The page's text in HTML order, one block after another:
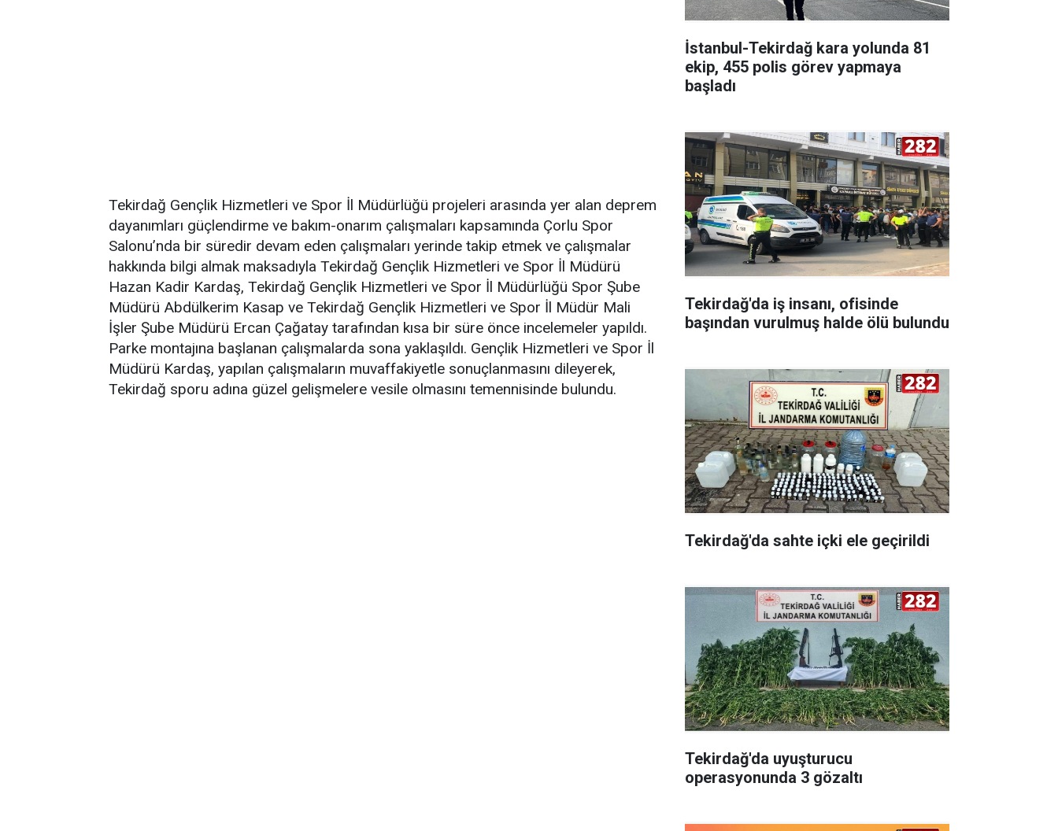
Tekirdağ Gençlik Hizmetleri ve Spor İl Müdürlüğü projeleri arasında yer alan deprem
dayanımları güçlendirme ve bakım-onarım çalışmaları kapsamında Çorlu Spor
Salonu’nda bir süredir devam eden çalışmaları yerinde takip etmek ve çalışmalar
hakkında bilgi almak maksadıyla Tekirdağ Gençlik Hizmetleri ve Spor İl Müdürü
Hazan Kadir Kardaş, Tekirdağ Gençlik Hizmetleri ve Spor İl Müdürlüğü Spor Şube
Müdürü Abdülkerim Kasap ve Tekirdağ Gençlik Hizmetleri ve Spor İl Müdür Mali
İşler Şube Müdürü Ercan Çağatay tarafından kısa bir süre önce incelemeler yapıldı.
Parke montajına başlanan çalışmalarda sona yaklaşıldı. Gençlik Hizmetleri ve Spor İl
Müdürü Kardaş, yapılan çalışmaların muvaffakiyetle sonuçlanmasını dileyerek,
Tekirdağ sporu adına güzel gelişmelere vesile olmasını temennisinde bulundu.
İstanbul-Tekirdağ kara yolunda 81
ekip, 455 polis görev yapmaya
başladı
Tekirdağ'da iş insanı, ofisinde
başından vurulmuş halde ölü bulundu
Tekirdağ'da sahte içki ele geçirildi
Tekirdağ'da uyuşturucu
operasyonunda 3 gözaltı